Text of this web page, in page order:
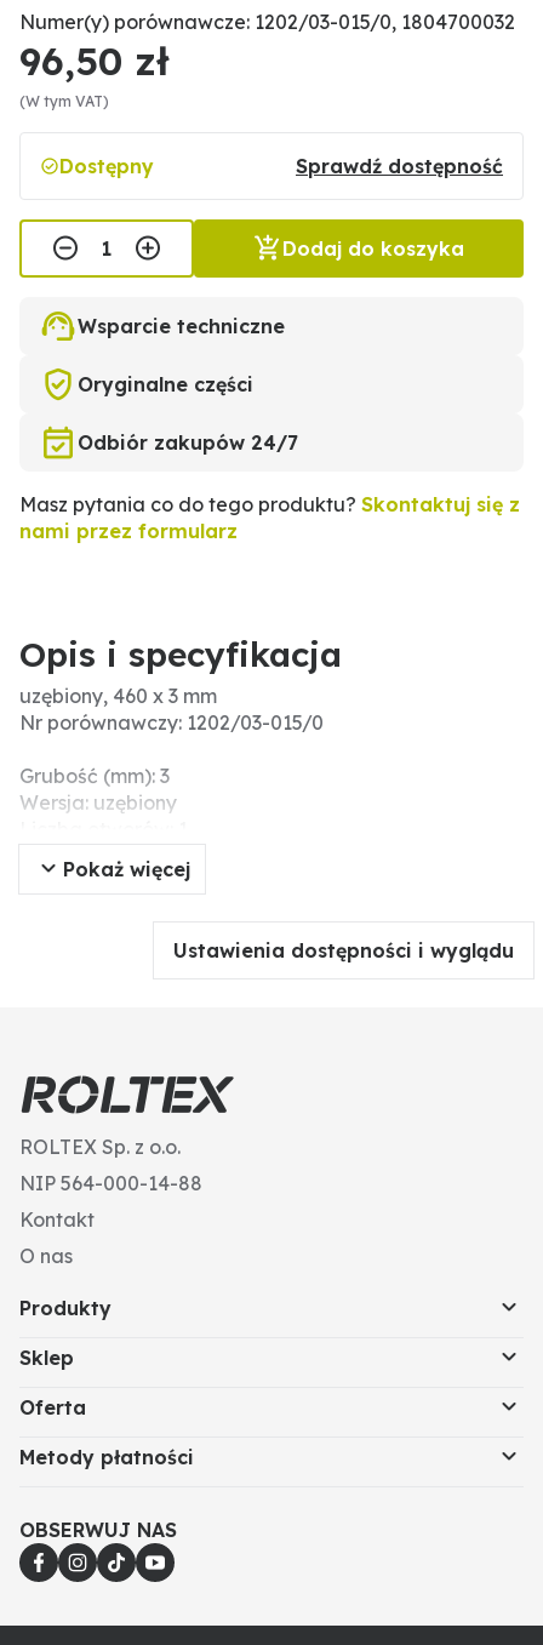
Numer(y) porównawcze: 1202/03-015/0, 1804700032
96,50 zł
(W tym VAT)
Dostępny Sprawdź dostępność
Dodaj do koszyka
Wsparcie techniczne
Oryginalne części
Odbiór zakupów 24/7
Masz pytania co do tego produktu? Skontaktuj się z
nami przez formularz
Opis i specyfikacja
uzębiony, 460 x 3 mm
Nr porównawczy: 1202/03-015/0
Grubość (mm): 3
Wersja: uzębiony
Ø zew. (cale): 18
C (mm): 30 x 30
Twardość (HRC): 48-52
Sklepienie (mm): 45
Ø zew. (mm): 460
Wymiary (mm): 460 x 3
Pokaż więcej
Ustawienia dostępności i wyglądu
ROLTEX Sp. z o.o.
NIP 564-000-14-88
Kontakt
O nas
Produkty
Sklep
Oferta
Metody płatności
OBSERWUJ NAS